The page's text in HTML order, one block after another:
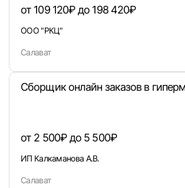
Вход в личный
от 109 120₽ до 198 420₽
ООО "РКЦ"
Салават
Сборщик онлайн заказов в
от 2 500₽ до 5 500₽
ИП Калкаманова А.В.
Салават